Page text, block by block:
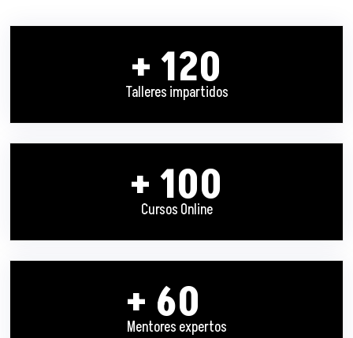
+ 120
Talleres impartidos
+ 100
Cursos Online
+ 60
Mentores expertos